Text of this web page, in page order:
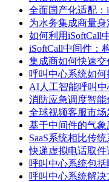
全面国产化适配：
为水务集成商量
如何利用iSoftCall
iSoftCall中间件：
集成商如何快速
呼叫中心系统如
AI人工智能呼叫
消防应急调度智
全球视频客服市
基于中间件的气
SaaS系统相比传
快递虚拟电话取
呼叫中心系统包括
呼叫中心系统解决